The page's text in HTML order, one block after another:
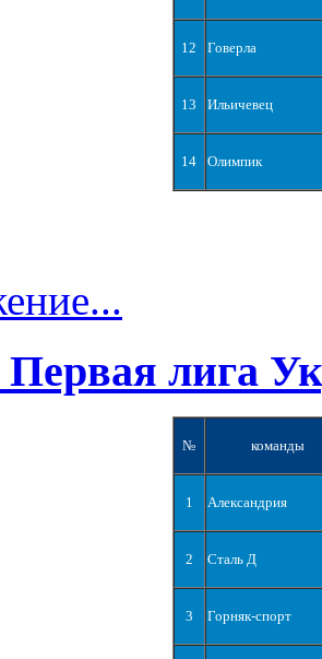
12 Говерла
13 Ильичевец
14 Олимпик
лига
№ команды
1 Александрия
2 Сталь Д
3 Горняк-спорт